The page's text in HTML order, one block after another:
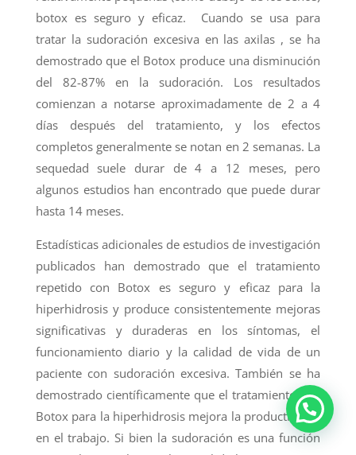
botox es seguro y eficaz. Cuando se usa para
tratar la sudoración excesiva en las axilas , se ha
demostrado que el Botox produce una disminución
del 82-87% en la sudoración. Los resultados
comienzan a notarse aproximadamente de 2 a 4
días después del tratamiento, y los efectos
completos generalmente se notan en 2 semanas. La
sequedad suele durar de 4 a 12 meses, pero
algunos estudios han encontrado que puede durar
hasta 14 meses.
Estadísticas adicionales de estudios de investigación
publicados han demostrado que el tratamiento
repetido con Botox es seguro y eficaz para la
hiperhidrosis y produce consistentemente mejoras
significativas y duraderas en los síntomas, el
funcionamiento diario y la calidad de vida de un
paciente con sudoración excesiva. También se ha
demostrado científicamente que el tratamiento con
Botox para la hiperhidrosis mejora la productividad
en el trabajo. Si bien la sudoración es una función